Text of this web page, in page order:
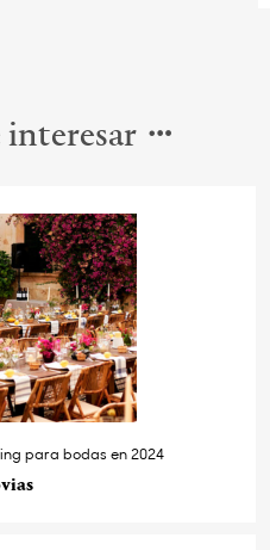
interesar
para bodas en 2024